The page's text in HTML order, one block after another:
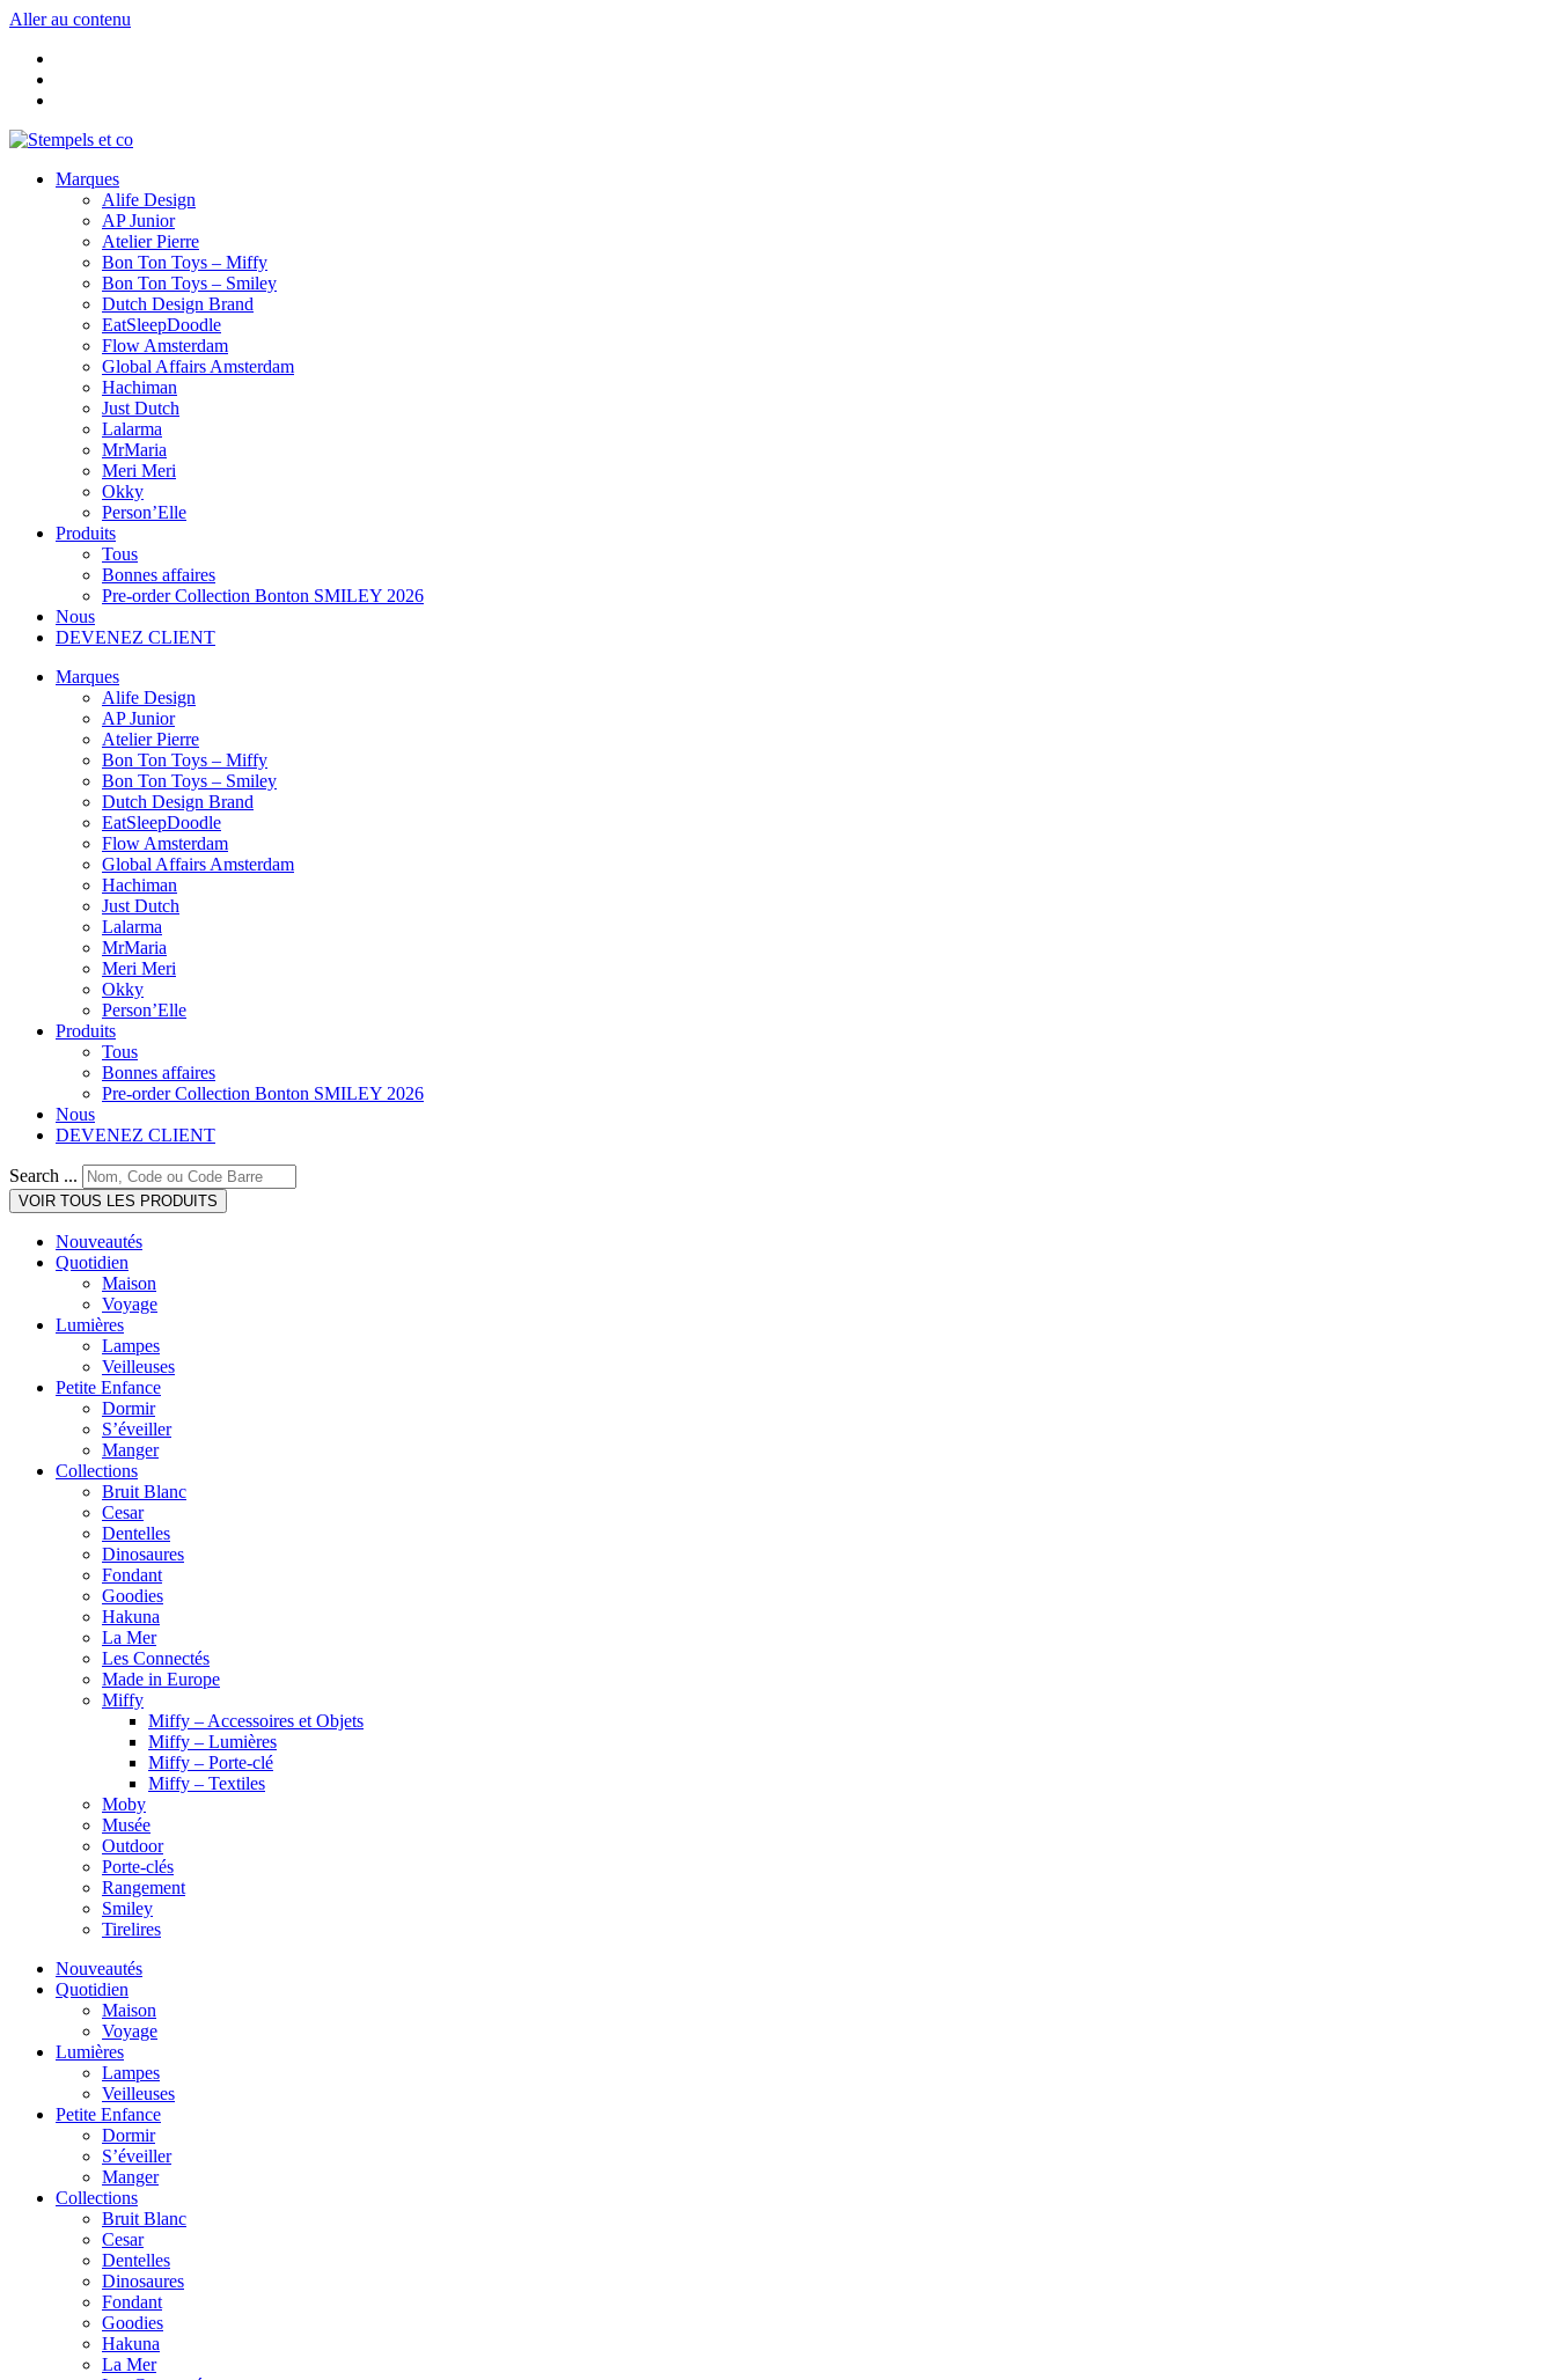
Aller au contenu
Marques
Alife Design
AP Junior
Atelier Pierre
Bon Ton Toys – Miffy
Bon Ton Toys – Smiley
Dutch Design Brand
EatSleepDoodle
Flow Amsterdam
Global Affairs Amsterdam
Hachiman
Just Dutch
Lalarma
MrMaria
Meri Meri
Okky
Person’Elle
Produits
Tous
Bonnes affaires
Pre-order Collection Bonton SMILEY 2026
Nous
DEVENEZ CLIENT
Marques
Alife Design
AP Junior
Atelier Pierre
Bon Ton Toys – Miffy
Bon Ton Toys – Smiley
Dutch Design Brand
EatSleepDoodle
Flow Amsterdam
Global Affairs Amsterdam
Hachiman
Just Dutch
Lalarma
MrMaria
Meri Meri
Okky
Person’Elle
Produits
Tous
Bonnes affaires
Pre-order Collection Bonton SMILEY 2026
Nous
DEVENEZ CLIENT
Search ...
VOIR TOUS LES PRODUITS
Nouveautés
Quotidien
Maison
Voyage
Lumières
Lampes
Veilleuses
Petite Enfance
Dormir
S’éveiller
Manger
Collections
Bruit Blanc
Cesar
Dentelles
Dinosaures
Fondant
Goodies
Hakuna
La Mer
Les Connectés
Made in Europe
Miffy
Miffy – Accessoires et Objets
Miffy – Lumières
Miffy – Porte-clé
Miffy – Textiles
Moby
Musée
Outdoor
Porte-clés
Rangement
Smiley
Tirelires
Nouveautés
Quotidien
Maison
Voyage
Lumières
Lampes
Veilleuses
Petite Enfance
Dormir
S’éveiller
Manger
Collections
Bruit Blanc
Cesar
Dentelles
Dinosaures
Fondant
Goodies
Hakuna
La Mer